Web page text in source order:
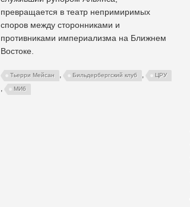
превращается в театр непримиримых
споров между сторонниками и
противниками империализма на Ближнем
Востоке.
Тьерри Мейсан , Бильдербергский клуб , ЦРУ
, МИ6